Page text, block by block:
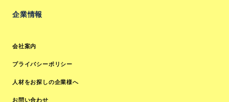
企業情報
会社案内
プライバシーポリシー
人材をお探しの企業様へ
お問い合わせ